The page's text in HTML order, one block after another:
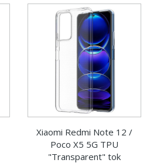
Xiaomi Redmi Note 12 /
Poco X5 5G TPU
"Transparent" tok